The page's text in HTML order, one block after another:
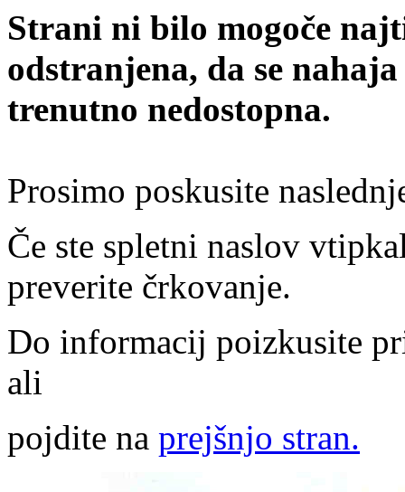
Strani ni bilo mogoče
odstranjena, da se
trenutno nedostopna.
Prosimo poskusite
Če ste spletni naslov
preverite črkovanje.
Do informacij poizkusite
ali
pojdite na prejšnjo stran.